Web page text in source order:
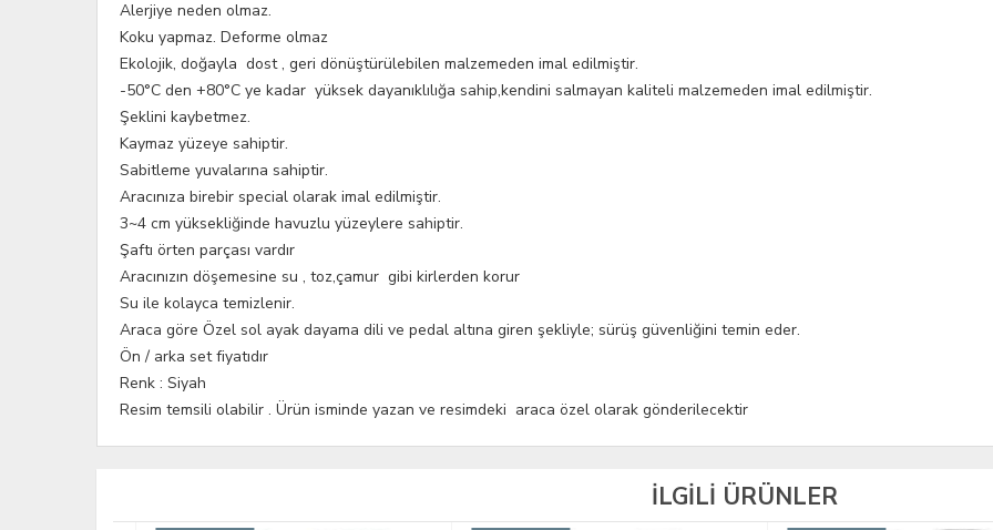
Alerjiye neden olmaz.
Koku yapmaz. Deforme olmaz
Ekolojik, doğayla dost , geri dönüştürülebilen malzemeden imal edilmiştir.
-50°C den +80°C ye kadar yüksek dayanıklılığa sahip,kendini salmayan kaliteli malzemeden imal edilmiştir.
Şeklini kaybetmez.
Kaymaz yüzeye sahiptir.
Sabitleme yuvalarına sahiptir.
Aracınıza birebir special olarak imal edilmiştir.
3~4 cm yüksekliğinde havuzlu yüzeylere sahiptir.
Şaftı örten parçası vardır
Aracınızın döşemesine su , toz,çamur gibi kirlerden korur
Su ile kolayca temizlenir.
Araca göre Özel sol ayak dayama dili ve pedal altına giren şekliyle; sürüş güvenliğini temin eder.
Ön / arka set fiyatıdır
Renk : Siyah
Resim temsili olabilir . Ürün isminde yazan ve resimdeki araca özel olarak gönderilecektir
İLGİLİ ÜRÜNLER